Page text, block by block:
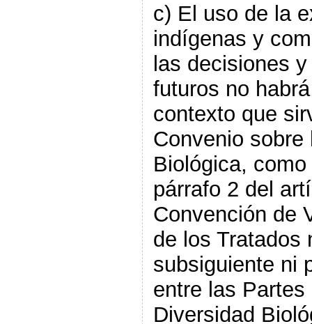
c) El uso de la
indígenas y
las decisiones
futuros no
contexto que
Convenio sobre
Biológica,
párrafo 2 del
Convención de
de los Tratados
subsiguiente ni
entre las
Diversidad